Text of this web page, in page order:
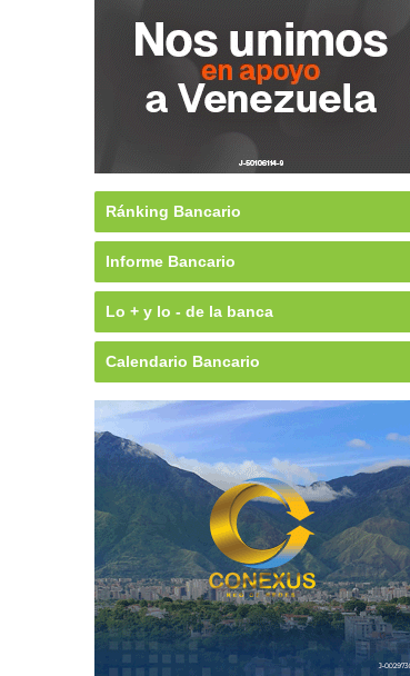
Ránking Bancario
Informe Bancario
Lo + y lo - de la banca
Calendario Bancario